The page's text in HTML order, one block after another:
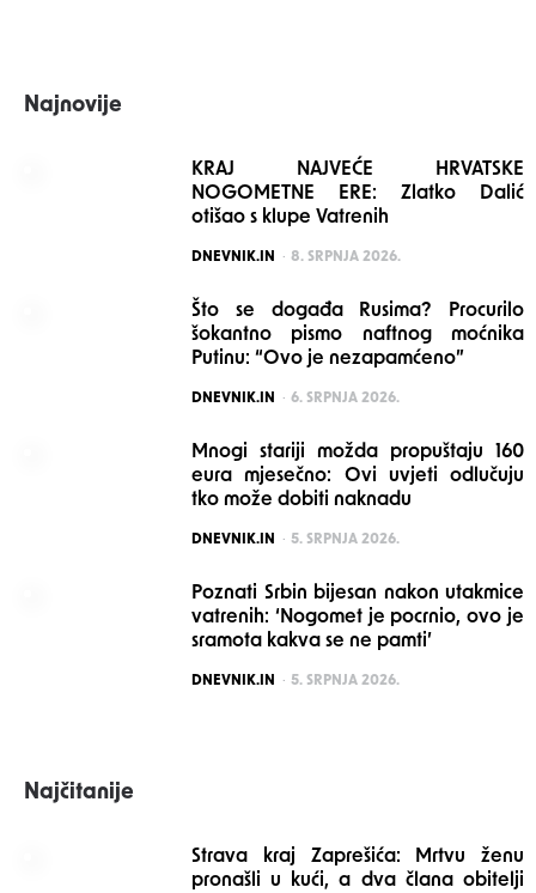
Najnovije
KRAJ NAJVEĆE HRVATSKE
NOGOMETNE ERE: Zlatko Dalić
otišao s klupe Vatrenih
POSTED
DNEVNIK.IN 8. SRPNJA 2026.
Što se događa Rusima? Procurilo
šokantno pismo naftnog moćnika
Putinu: “Ovo je nezapamćeno”
POSTED
DNEVNIK.IN 6. SRPNJA 2026.
Mnogi stariji možda propuštaju 160
eura mjesečno: Ovi uvjeti odlučuju
tko može dobiti naknadu
POSTED
DNEVNIK.IN 5. SRPNJA 2026.
Poznati Srbin bijesan nakon utakmice
vatrenih: ‘Nogomet je pocrnio, ovo je
sramota kakva se ne pamti’
POSTED
DNEVNIK.IN 5. SRPNJA 2026.
Najčitanije
Strava kraj Zaprešića: Mrtvu ženu
pronašli u kući, a dva člana obitelji